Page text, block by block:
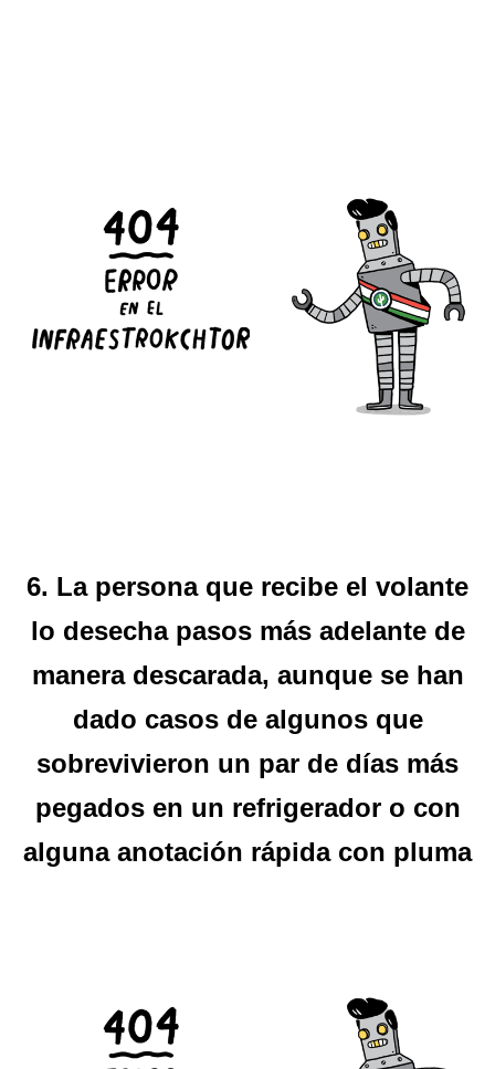
6. La persona que recibe el volante
lo desecha pasos más adelante de
manera descarada, aunque se han
dado casos de algunos que
sobrevivieron un par de días más
pegados en un refrigerador o con
alguna anotación rápida con pluma